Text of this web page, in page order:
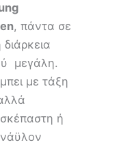
, πάντα σε
μεγάλη.
με τάξη
ή